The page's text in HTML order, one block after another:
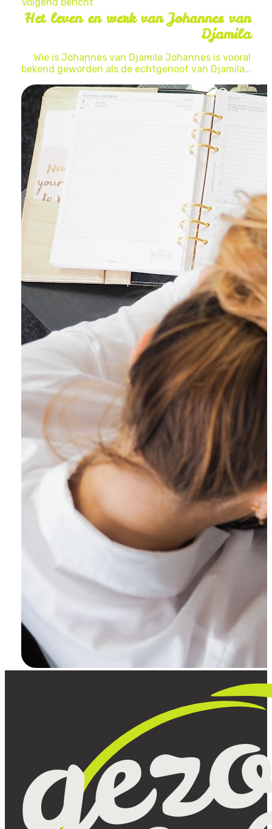
Het leven en werk van Johannes van
Djamila
Wie is Johannes van Djamila Johannes is vooral
bekend geworden als de echtgenoot van Djamila…